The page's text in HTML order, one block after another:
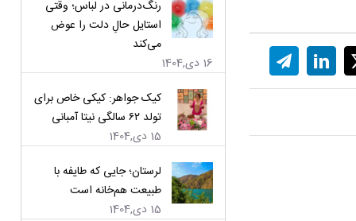
رنگ‌درمانی در لباس؛ وقتی
استایل حالِ دلت را عوض
می‌کند
16 دی,1404
کیک جواهر: کیکی خاص برای
تولد ۶۲ سالگی نیتا آمبانی
15 دی,1404
لرستان؛ جایی که طایفه با
طبیعت هم‌خانه است
15 دی,1404